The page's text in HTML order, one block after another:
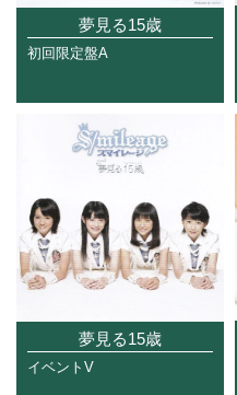
夢見る15歳
初回限定盤A
夢見る15歳
イベントV